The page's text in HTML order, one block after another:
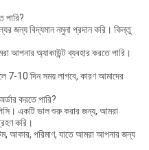
পারি?
জন্য বিদ্যমান নমুনা প্রদান করি। কিন্তু
আপনার অ্যাকাউন্ট ব্যবহার করতে পারি।
7-10 দিন সময় লাগবে, কারণ আমাদের
করতে পারি?
একটি ভাল শুরু করার জন্য, আমরা
করি।
আকার, পরিমাণ, যাতে আমরা আপনার জন্য